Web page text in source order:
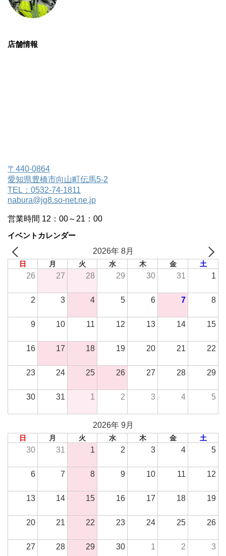
店舗情報
〒440-0864
愛知県豊橋市向山町伝馬5-2
TEL：0532-74-1811
nabura@jg8.so-net.ne.jp
営業時間 12：00～21：00
イベントカレンダー
2026年 8月
日 月 火 水 木 金 土
26 27 28 29 30 31 1
2 3 4 5 6 7 8
9 10 11 12 13 14 15
16 17 18 19 20 21 22
23 24 25 26 27 28 29
30 31 1 2 3 4 5
2026年 9月
日 月 火 水 木 金 土
30 31 1 2 3 4 5
6 7 8 9 10 11 12
13 14 15 16 17 18 19
20 21 22 23 24 25 26
27 28 29 30 1 2 3